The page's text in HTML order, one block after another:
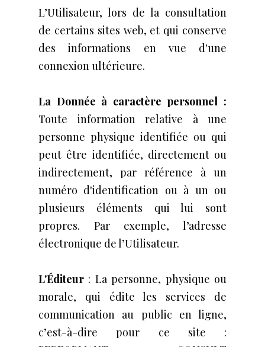
L’Utilisateur, lors de la consultation
de certains sites web, et qui conserve
des informations en vue d'une
connexion ultérieure.
La Donnée à caractère personnel :
Toute information relative à une
personne physique identifiée ou qui
peut être identifiée, directement ou
indirectement, par référence à un
numéro d'identification ou à un ou
plusieurs éléments qui lui sont
propres. Par exemple, l’adresse
électronique de l’Utilisateur.
L'Éditeur : La personne, physique ou
morale, qui édite les services de
communication au public en ligne,
c’est-à-dire pour ce site :